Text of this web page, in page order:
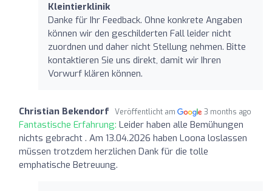
Kleintierklinik
Danke für Ihr Feedback. Ohne konkrete Angaben
können wir den geschilderten Fall leider nicht
zuordnen und daher nicht Stellung nehmen. Bitte
kontaktieren Sie uns direkt, damit wir Ihren
Vorwurf klären können.
Christian Bekendorf Veröffentlicht am 3 months ago
Fantastische Erfahrung: Leider haben alle Bemühungen
nichts gebracht . Am 13.04.2026 haben Loona loslassen
müssen trotzdem herzlichen Dank für die tolle
emphatische Betreuung.